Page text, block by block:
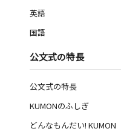
英語
国語
公文式の特長
公文式の特長
KUMONのふしぎ
どんなもんだい! KUMON